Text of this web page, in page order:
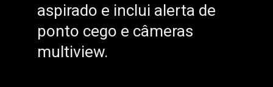
aspirado e inclui alerta de
ponto cego e câmeras
multiview.
aspirado e inclui alerta de
ponto cego e câmeras
multiview.